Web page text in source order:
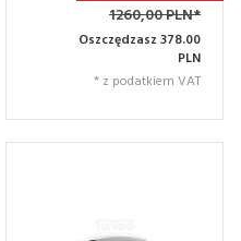
1260,00 PLN*
Oszczędzasz 378.00
PLN
* z podatkiem VAT